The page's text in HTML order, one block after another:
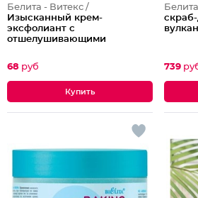
Белита - Витекс /
Изысканный крем-
эксфолиант с
отшелушивающими
изысканное молочко-тоник с
драгоценными маслами
68 руб
скраб-
739